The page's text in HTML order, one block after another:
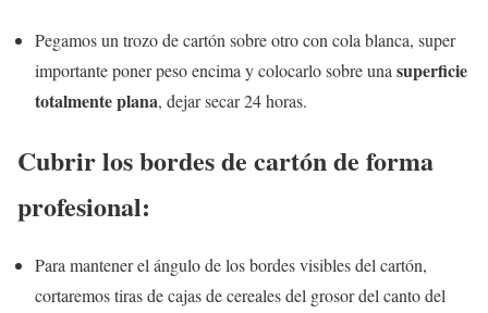
Pegamos un trozo de cartón sobre otro con cola blanca, super
importante poner peso encima y colocarlo sobre una superficie
totalmente plana, dejar secar 24 horas.
Cubrir los bordes de cartón de forma
profesional:
Para mantener el ángulo de los bordes visibles del cartón,
cortaremos tiras de cajas de cereales del grosor del canto del